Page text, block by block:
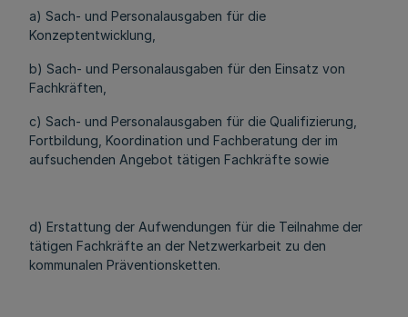
a) Sach- und Personalausgaben für die
Konzeptentwicklung,
b) Sach- und Personalausgaben für den Einsatz von
Fachkräften,
c) Sach- und Personalausgaben für die Qualifizierung,
Fortbildung, Koordination und Fachberatung der im
aufsuchenden Angebot tätigen Fachkräfte sowie
d) Erstattung der Aufwendungen für die Teilnahme der
tätigen Fachkräfte an der Netzwerkarbeit zu den
kommunalen Präventionsketten.